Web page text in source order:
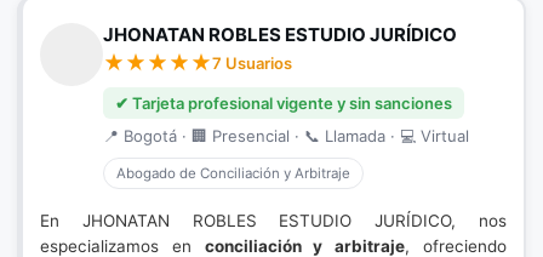
JHONATAN ROBLES ESTUDIO JURÍDICO
7 Usuarios
✔ Tarjeta profesional vigente y sin sanciones
📍 Bogotá · 🏢 Presencial · 📞 Llamada · 💻 Virtual
Abogado de Conciliación y Arbitraje
En JHONATAN ROBLES ESTUDIO JURÍDICO, nos
especializamos en conciliación y arbitraje, ofreciendo